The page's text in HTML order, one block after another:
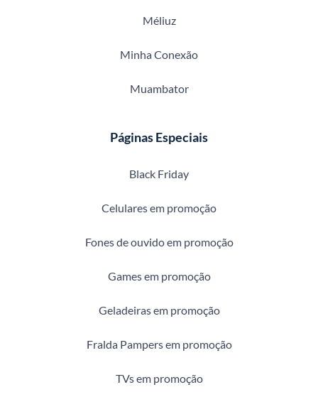
Méliuz
Minha Conexão
Muambator
Páginas Especiais
Black Friday
Celulares em promoção
Fones de ouvido em promoção
Games em promoção
Geladeiras em promoção
Fralda Pampers em promoção
TVs em promoção